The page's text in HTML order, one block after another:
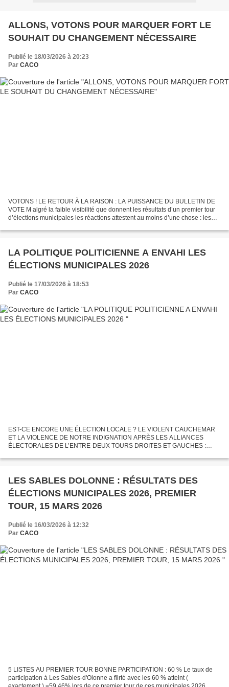
ALLONS, VOTONS POUR MARQUER FORT LE
SOUHAIT DU CHANGEMENT NÉCESSAIRE
Publié le 18/03/2026 à 20:23
Par CACO
VOTONS ! LE RETOUR À LA RAISON : LA PUISSANCE DU BULLETIN DE
VOTE M algré la faible visibilité que donnent les résultats d’un premier tour
d’élections municipales les réactions attestent au moins d’une chose : les
LA POLITIQUE POLITICIENNE A ENVAHI LES
ÉLECTIONS MUNICIPALES 2026
Publié le 17/03/2026 à 18:53
Par CACO
EST-CE ENCORE UNE ÉLECTION LOCALE ? LE VIOLENT CAUCHEMAR
ET LA VIOLENCE DE NOTRE INDIGNATION APRÈS LES ALLIANCES
ÉLECTORALES DE L’ENTRE-DEUX TOURS DROITES ET GAUCHES :
DÉCOMPOSITION AVANCÉE Ce mardi...
LES SABLES DOLONNE : RÉSULTATS DES
ÉLECTIONS MUNICIPALES 2026, PREMIER
TOUR, 15 MARS 2026
Publié le 16/03/2026 à 12:32
Par CACO
5 LISTES AU PREMIER TOUR BONNE PARTICIPATION : 60 % Le taux de
participation à Les Sables-d'Olonne a flirté avec les 60 % atteint (